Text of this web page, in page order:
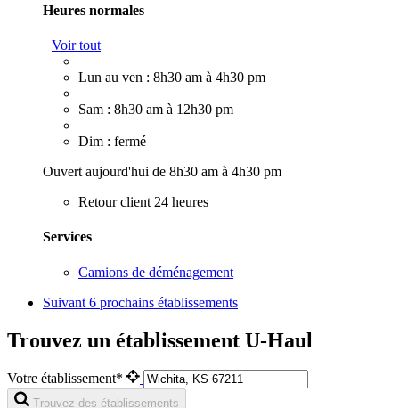
Heures normales
Voir tout
Lun au ven : 8h30 am à 4h30 pm
Sam : 8h30 am à 12h30 pm
Dim : fermé
Ouvert aujourd'hui de 8h30 am à 4h30 pm
Retour client 24 heures
Services
Camions de déménagement
Suivant 6 prochains établissements
Trouvez un établissement U-Haul
Votre établissement*
Trouvez des établissements